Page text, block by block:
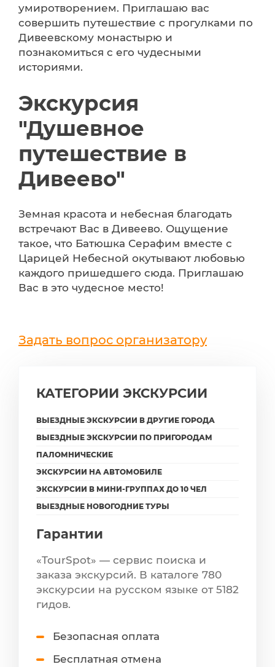
умиротворением. Приглашаю вас
совершить путешествие с прогулками по
Дивеевскому монастырю и
познакомиться с его чудесными
историями.
Экскурсия
"Душевное
путешествие в
Дивеево"
Земная красота и небесная благодать
встречают Вас в Дивеево. Ощущение
такое, что Батюшка Серафим вместе с
Царицей Небесной окутывают любовью
каждого пришедшего сюда. Приглашаю
Вас в это чудесное место!
Задать вопрос организатору
КАТЕГОРИИ ЭКСКУРСИИ
ВЫЕЗДНЫЕ ЭКСКУРСИИ В ДРУГИЕ ГОРОДА
ВЫЕЗДНЫЕ ЭКСКУРСИИ ПО ПРИГОРОДАМ
ПАЛОМНИЧЕСКИЕ
ЭКСКУРСИИ НА АВТОМОБИЛЕ
ЭКСКУРСИИ В МИНИ-ГРУППАХ ДО 10 ЧЕЛ
ВЫЕЗДНЫЕ НОВОГОДНИЕ ТУРЫ
Гарантии
«TourSpot» — сервис поиска и
заказа экскурсий. В каталоге 780
экскурсии на русском языке от 5182
гидов.
Безопасная оплата
Бесплатная отмена